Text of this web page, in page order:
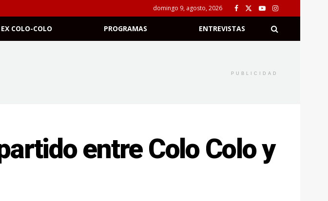
domingo 9, agosto, 2026
EX COLO-COLO PROGRAMAS ENTREVISTAS
PUBLICIDAD
entre Colo Colo y